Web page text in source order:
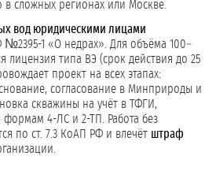
в сложных регионах или Москве.
вод юридическими лицами
№2395-1 «О недрах». Для объёма 100–
лицензия типа ВЭ (срок действия до 25
проект на всех этапах:
согласование в Минприроды и
скважины на учёт в ТФГИ,
формам 4-ЛС и 2-ТП. Работа без
по ст. 7.3 КоАП РФ и влечёт штраф